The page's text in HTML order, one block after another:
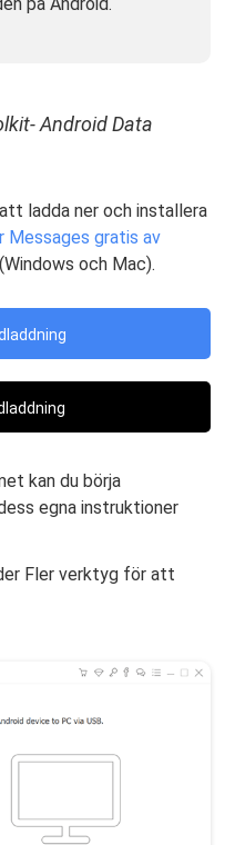
på Android.
Android Data
ladda ner och installera
Messages gratis av
och Mac).
kan du börja
egna instruktioner
Fler verktyg för att